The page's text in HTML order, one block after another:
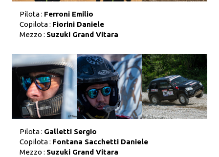
Pilota : Ferroni Emilio
Copilota : Fiorini Daniele
Mezzo : Suzuki Grand Vitara
Pilota : Galletti Sergio
Copilota : Fontana Sacchetti Daniele
Mezzo : Suzuki Grand Vitara